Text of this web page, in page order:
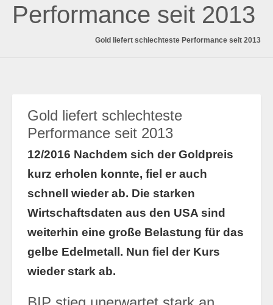
Performance seit 2013
Gold liefert schlechteste Performance seit 2013
Gold liefert schlechteste
Performance seit 2013
12/2016 Nachdem sich der Goldpreis
kurz erholen konnte, fiel er auch
schnell wieder ab. Die starken
Wirtschaftsdaten aus den USA sind
weiterhin eine große Belastung für das
gelbe Edelmetall. Nun fiel der Kurs
wieder stark ab.